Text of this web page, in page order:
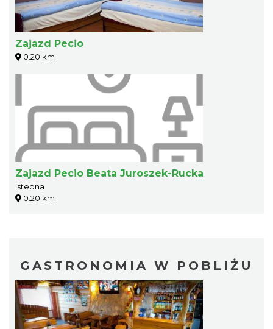
Zajazd Pecio
0.20 km
Zajazd Pecio Beata Juroszek-Rucka
Istebna
0.20 km
GASTRONOMIA W POBLIŻU